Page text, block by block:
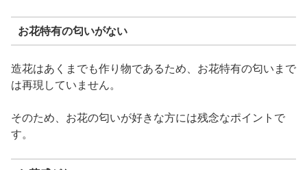
お花特有の匂いがない
造花はあくまでも作り物であるため、お花特有の匂いまで
は再現していません。
そのため、お花の匂いが好きな方には残念なポイントで
す。